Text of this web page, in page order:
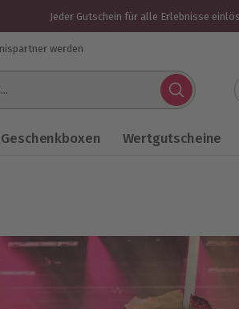
Jeder Gutschein für alle Erlebnisse
werden
Geschenkboxen Wertgutscheine